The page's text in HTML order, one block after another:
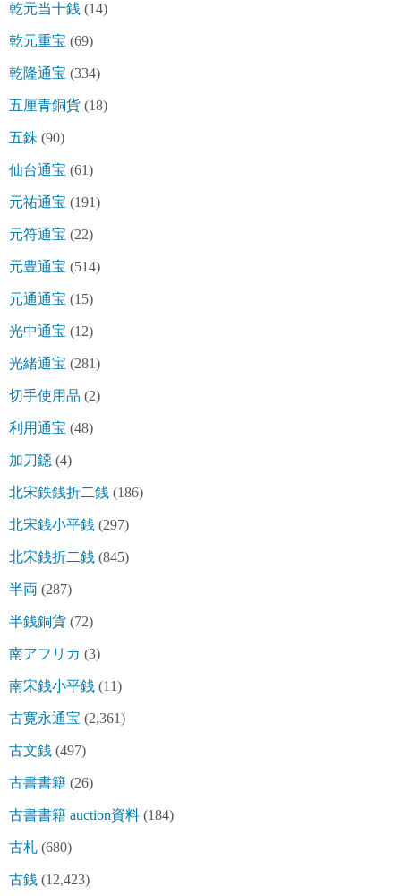
乾元当十銭 (14)
乾元重宝 (69)
乾隆通宝 (334)
五厘青銅貨 (18)
五銖 (90)
仙台通宝 (61)
元祐通宝 (191)
元符通宝 (22)
元豊通宝 (514)
元通通宝 (15)
光中通宝 (12)
光緒通宝 (281)
切手使用品 (2)
利用通宝 (48)
加刀鐚 (4)
北宋鉄銭折二銭 (186)
北宋銭小平銭 (297)
北宋銭折二銭 (845)
半両 (287)
半銭銅貨 (72)
南アフリカ (3)
南宋銭小平銭 (11)
古寛永通宝 (2,361)
古文銭 (497)
古書書籍 (26)
古書書籍 auction資料 (184)
古札 (680)
古銭 (12,423)